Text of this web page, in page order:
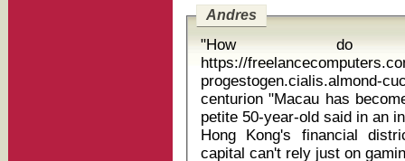
Andres
"How
https://
progestogen.cialis.almond-
centurion "Macau has become an entirely different destination," the
petite 50-year-old said in an
Hong Kong's financial